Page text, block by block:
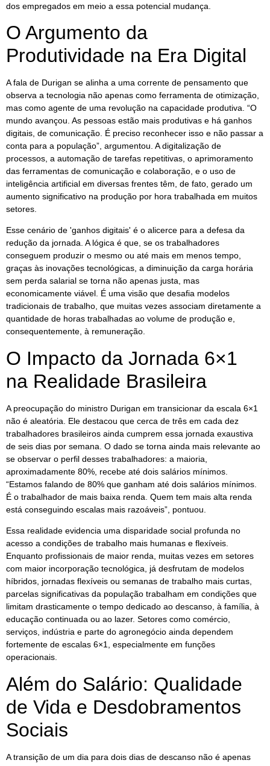
dos empregados em meio a essa potencial mudança.
O Argumento da
Produtividade na Era Digital
A fala de Durigan se alinha a uma corrente de pensamento que
observa a tecnologia não apenas como ferramenta de otimização,
mas como agente de uma revolução na capacidade produtiva. “O
mundo avançou. As pessoas estão mais produtivas e há ganhos
digitais, de comunicação. É preciso reconhecer isso e não passar a
conta para a população”, argumentou. A digitalização de
processos, a automação de tarefas repetitivas, o aprimoramento
das ferramentas de comunicação e colaboração, e o uso de
inteligência artificial em diversas frentes têm, de fato, gerado um
aumento significativo na produção por hora trabalhada em muitos
setores.
Esse cenário de 'ganhos digitais' é o alicerce para a defesa da
redução da jornada. A lógica é que, se os trabalhadores
conseguem produzir o mesmo ou até mais em menos tempo,
graças às inovações tecnológicas, a diminuição da carga horária
sem perda salarial se torna não apenas justa, mas
economicamente viável. É uma visão que desafia modelos
tradicionais de trabalho, que muitas vezes associam diretamente a
quantidade de horas trabalhadas ao volume de produção e,
consequentemente, à remuneração.
O Impacto da Jornada 6×1
na Realidade Brasileira
A preocupação do ministro Durigan em transicionar da escala 6×1
não é aleatória. Ele destacou que cerca de três em cada dez
trabalhadores brasileiros ainda cumprem essa jornada exaustiva
de seis dias por semana. O dado se torna ainda mais relevante ao
se observar o perfil desses trabalhadores: a maioria,
aproximadamente 80%, recebe até dois salários mínimos.
“Estamos falando de 80% que ganham até dois salários mínimos.
É o trabalhador de mais baixa renda. Quem tem mais alta renda
está conseguindo escalas mais razoáveis”, pontuou.
Essa realidade evidencia uma disparidade social profunda no
acesso a condições de trabalho mais humanas e flexíveis.
Enquanto profissionais de maior renda, muitas vezes em setores
com maior incorporação tecnológica, já desfrutam de modelos
híbridos, jornadas flexíveis ou semanas de trabalho mais curtas,
parcelas significativas da população trabalham em condições que
limitam drasticamente o tempo dedicado ao descanso, à família, à
educação continuada ou ao lazer. Setores como comércio,
serviços, indústria e parte do agronegócio ainda dependem
fortemente de escalas 6×1, especialmente em funções
operacionais.
Além do Salário: Qualidade
de Vida e Desdobramentos
Sociais
A transição de um dia para dois dias de descanso não é apenas